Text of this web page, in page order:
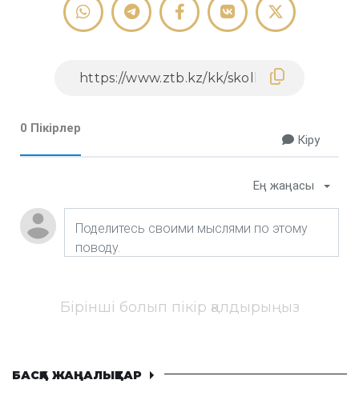
0 Пікірлер
Кіру
Ең жаңасы
Бірінші болып пікір қалдырыңыз
БАСҚА ЖАҢАЛЫҚТАР